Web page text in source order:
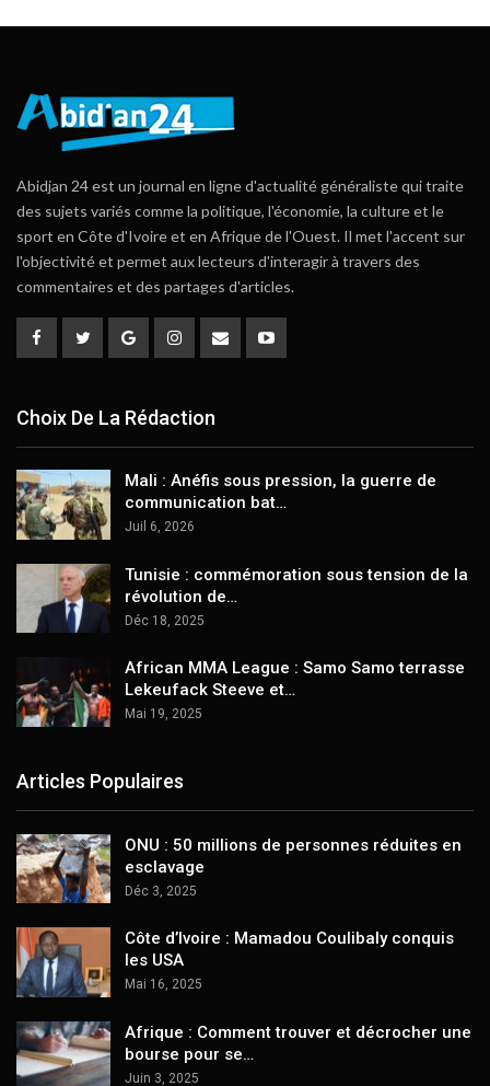
Abidjan 24 est un journal en ligne d'actualité généraliste qui traite
des sujets variés comme la politique, l'économie, la culture et le
sport en Côte d'Ivoire et en Afrique de l'Ouest. Il met l'accent sur
l'objectivité et permet aux lecteurs d'interagir à travers des
commentaires et des partages d'articles.
Choix De La Rédaction
Mali : Anéfis sous pression, la guerre de
communication bat…
Juil 6, 2026
Tunisie : commémoration sous tension de la
révolution de…
Déc 18, 2025
African MMA League : Samo Samo terrasse
Lekeufack Steeve et…
Mai 19, 2025
Articles Populaires
ONU : 50 millions de personnes réduites en
esclavage
Déc 3, 2025
Côte d’Ivoire : Mamadou Coulibaly conquis
les USA
Mai 16, 2025
Afrique : Comment trouver et décrocher une
bourse pour se…
Juin 3, 2025